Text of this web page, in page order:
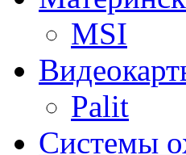
MSI
Palit
Системы